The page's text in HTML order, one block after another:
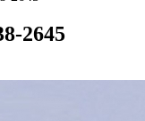
2645